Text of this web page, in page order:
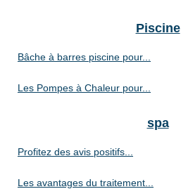
Piscine
Bâche à barres piscine pour...
Les Pompes à Chaleur pour...
spa
Profitez des avis positifs...
Les avantages du traitement...